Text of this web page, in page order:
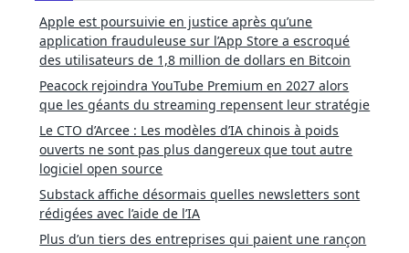
Apple est poursuivie en justice après qu’une
application frauduleuse sur l’App Store a escroqué
des utilisateurs de 1,8 million de dollars en Bitcoin
Peacock rejoindra YouTube Premium en 2027 alors
que les géants du streaming repensent leur stratégie
Le CTO d’Arcee : Les modèles d’IA chinois à poids
ouverts ne sont pas plus dangereux que tout autre
logiciel open source
Substack affiche désormais quelles newsletters sont
rédigées avec l’aide de l’IA
Plus d’un tiers des entreprises qui paient une rançon